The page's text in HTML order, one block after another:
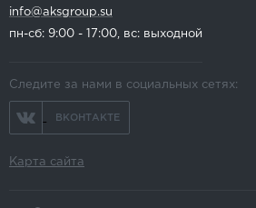
info@aksgroup.su
пн-сб: 9:00 - 17:00, вс: выходной
Следите за нами в социальных сетях:
ВКОНТАКТЕ
Карта сайта